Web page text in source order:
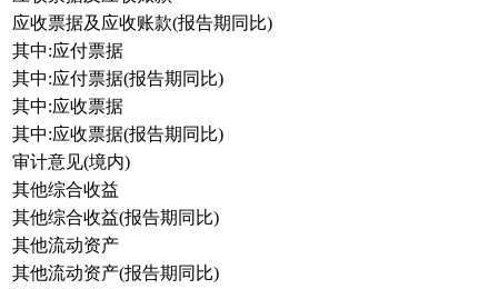
应收票据及应收账款(报告期同比)
其中:应付票据
其中:应付票据(报告期同比)
其中:应收票据
其中:应收票据(报告期同比)
审计意见(境内)
其他综合收益
其他综合收益(报告期同比)
其他流动资产
其他流动资产(报告期同比)